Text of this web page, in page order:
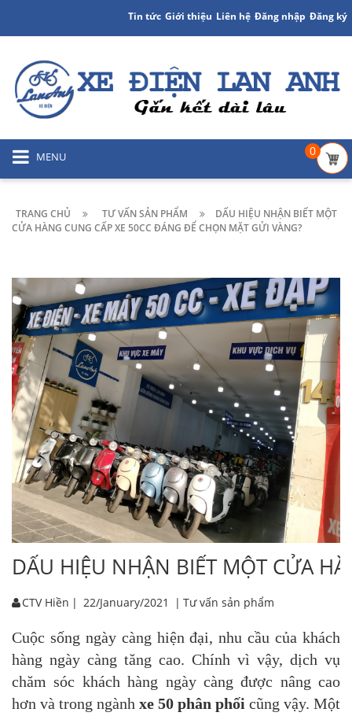
Tin tức Giới thiệu Liên hệ Đăng nhập Đăng ký
MENU 0
TRANG CHỦ TƯ VẤN SẢN PHẨM
DẤU HIỆU NHẬN BIẾT MỘT
CỬA HÀNG CUNG CẤP XE 50CC ĐÁNG ĐỂ CHỌN MẶT GỬI VÀNG?
DẤU HIỆU NHẬN BIẾT MỘT CỬA
CTV Hiền | 22/January/2021 | Tư vấn sản phẩm
Cuộc sống ngày càng hiện đại, nhu cầu của khách
hàng ngày càng tăng cao. Chính vì vậy, dịch vụ
chăm sóc khách hàng ngày càng được nâng cao
hơn và trong ngành xe 50 phân phối cũng vậy. Một